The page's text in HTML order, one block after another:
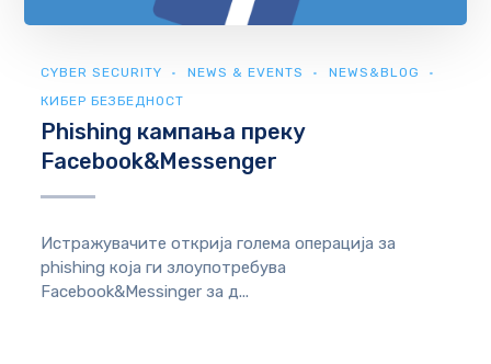
CYBER SECURITY NEWS & EVENTS
NEWS&BLOG
КИБЕР БЕЗБЕДНОСТ
Phishing кампањa преку
Facebook&Messenger
Истражувачите открија голема операција за
phishing која ги злоупотребува
Facebook&Messinger за д...